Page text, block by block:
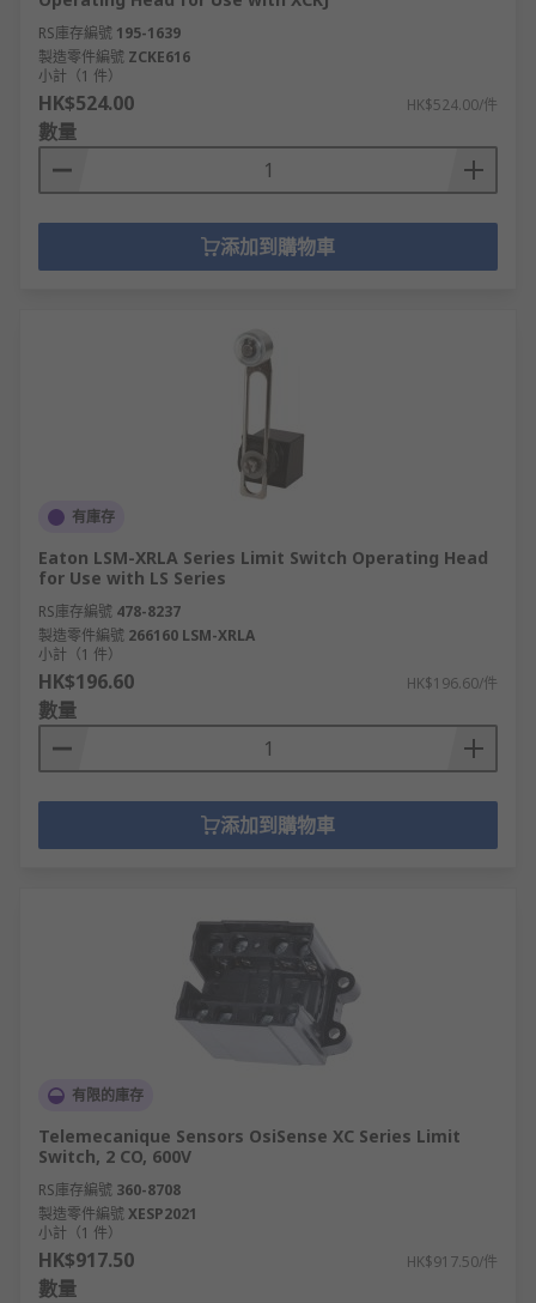
RS庫存編號 195-1639
製造零件編號 ZCKE616
小計（1 件）
HK$524.00 HK$524.00/件
數量
添加到購物車
有庫存
Eaton LSM-XRLA Series Limit Switch Operating Head
for Use with LS Series
RS庫存編號 478-8237
製造零件編號 266160 LSM-XRLA
小計（1 件）
HK$196.60 HK$196.60/件
數量
添加到購物車
有限的庫存
Telemecanique Sensors OsiSense XC Series Limit
Switch, 2 CO, 600V
RS庫存編號 360-8708
製造零件編號XESP2021
小計（1 件）
HK$917.50 HK$917.50/件
數量